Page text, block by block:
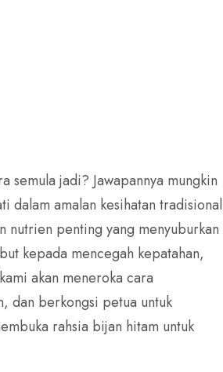
semula jadi? Jawapannya mungkin
dalam amalan kesihatan tradisional
nutrien penting yang menyuburkan
kepada mencegah kepatahan,
akan meneroka cara
dan berkongsi petua untuk
rahsia bijan hitam untuk